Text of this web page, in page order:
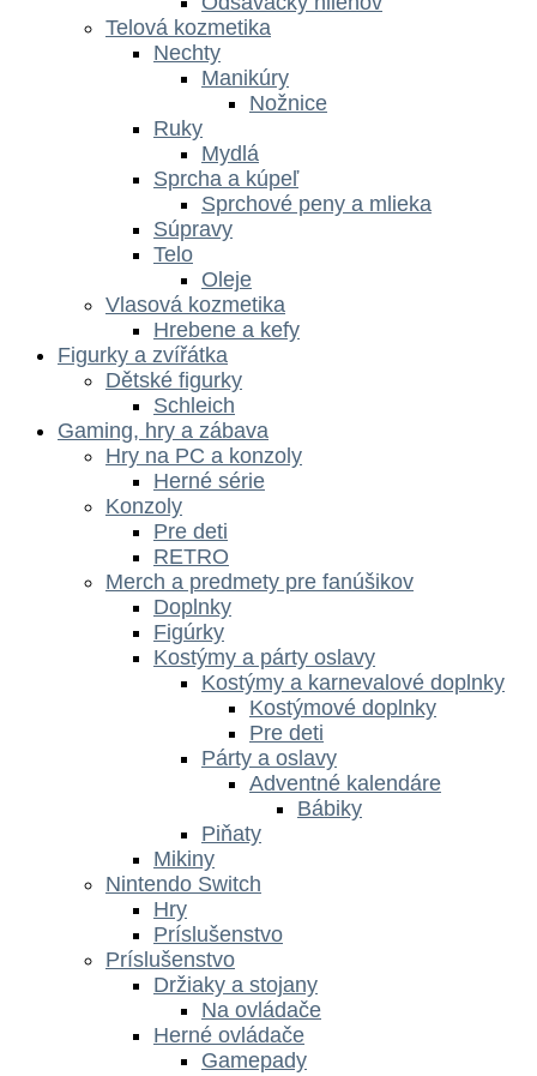
Telová kozmetika
Nechty
Manikúry
Nožnice
Ruky
Mydlá
Sprcha a kúpeľ
Sprchové peny a mlieka
Súpravy
Telo
Oleje
Vlasová kozmetika
Hrebene a kefy
Figurky a zvířátka
Dětské figurky
Schleich
Gaming, hry a zábava
Hry na PC a konzoly
Herné série
Konzoly
Pre deti
RETRO
Merch a predmety pre fanúšikov
Doplnky
Figúrky
Kostýmy a párty oslavy
Kostýmy a karnevalové doplnky
Kostýmové doplnky
Pre deti
Párty a oslavy
Adventné kalendáre
Bábiky
Piňaty
Mikiny
Nintendo Switch
Hry
Príslušenstvo
Príslušenstvo
Držiaky a stojany
Na ovládače
Herné ovládače
Gamepady